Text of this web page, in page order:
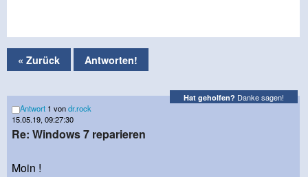
« Zurück Antworten!
Hat geholfen? Danke sagen!
Antwort 1 vondr.rock
15.05.19, 09:27:30
Re: Windows 7 reparieren
Moin !